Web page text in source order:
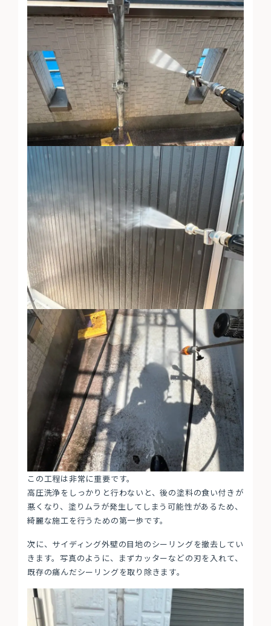
この工程は非常に重要です。
高圧洗浄をしっかりと行わないと、後の塗料の食い付きが
悪くなり、塗りムラが発生してしまう可能性があるため、
綺麗な施工を行うための第一歩です。
次に、サイディング外壁の目地のシーリングを撤去してい
きます。写真のように、まずカッターなどの刃を入れて、
既存の痛んだシーリングを取り除きます。